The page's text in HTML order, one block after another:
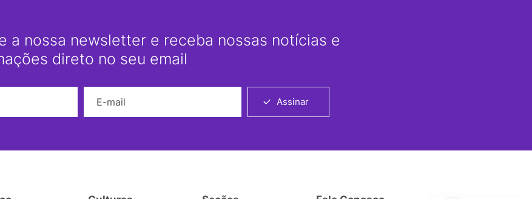
a nossa newsletter e receba nossas notícias e
direto no seu email
Assinar